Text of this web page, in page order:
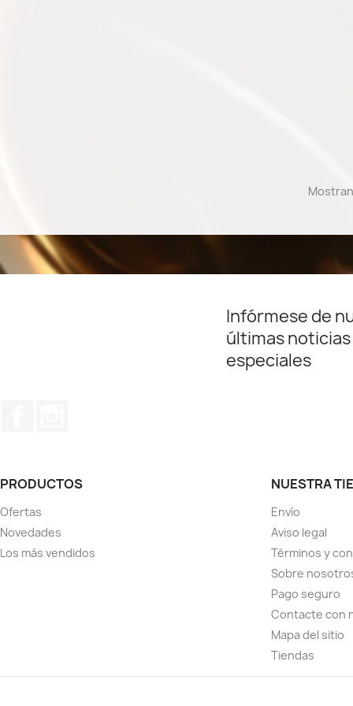
Infórmese de
últimas
especiales
PRODUCTOS
Ofertas
Novedades
Los más vendidos
NUESTRA
Envío
Aviso legal
Términos y
Sobre
Pago seguro
Contacte con
Mapa del sitio
Tiendas